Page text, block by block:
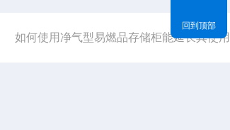
如何使用净气型易燃品存储柜能延长其使
回到顶部